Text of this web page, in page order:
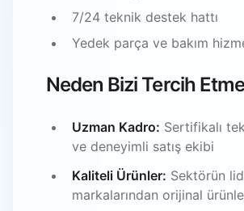
7/24 teknik destek hattı
Yedek parça ve bakım
Neden Bizi Tercih
Uzman Kadro: Sertifikalı
ve deneyimli satış ekibi
Kaliteli Ürünler: Sektörün
markalarından orijinal